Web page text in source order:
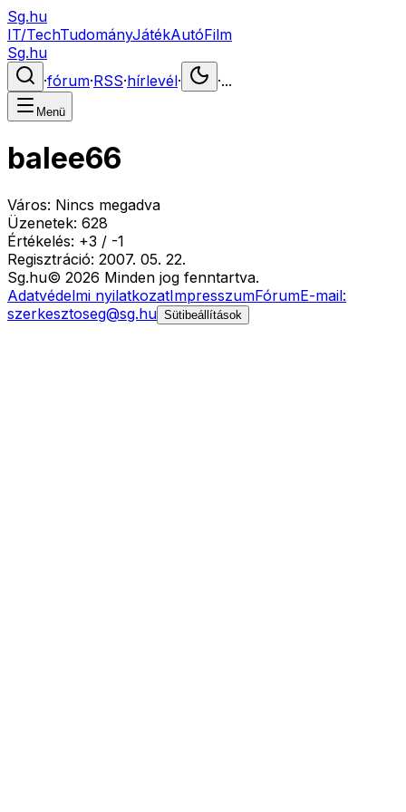
Sg.hu
IT/TechTudományJátékAutóFilm
Sg.hu
·fórum·RSS·hírlevél· ·...
Menü
balee66
Város: Nincs megadva
Üzenetek: 628
Értékelés: +3 / -1
Regisztráció: 2007. 05. 22.
Sg.hu© 2026 Minden jog fenntartva.
Adatvédelmi nyilatkozatImpresszumFórumE-mail:
szerkesztoseg@sg.hu Sütibeállítások